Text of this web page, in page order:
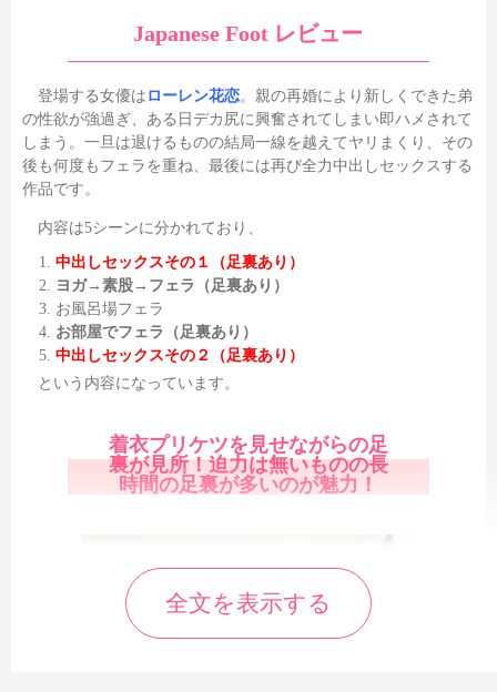
Japanese Foot レビュー
登場する女優は ローレン花恋。親の再婚により新しくできた弟
の性欲が強過ぎ、ある日デカ尻に興奮されてしまい即ハメされて
しまう。一旦は退けるものの結局一線を越えてヤリまくり、その
後も何度もフェラを重ね、最後には再び全力中出しセックスする
作品です。
内容は5シーンに分かれており、
中出しセックスその１（足裏あり）
ヨガ→素股→フェラ（足裏あり）
お風呂場フェラ
お部屋でフェラ（足裏あり）
中出しセックスその２（足裏あり）
という内容になっています。
着衣プリケツを見せながらの足
裏が見所！迫力は無いものの長
時間の足裏が多いのが魅力！
全文を表示する